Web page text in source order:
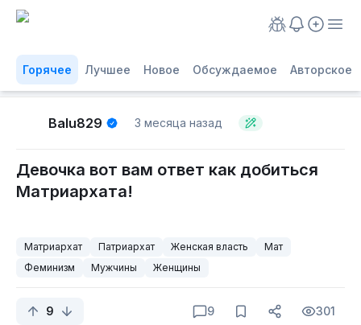
Горячее Лучшее Новое Обсуждаемое Авторское
Balu829 3 месяца назад
Девочка вот вам ответ как добиться
Матриархата!
Матриархат Патриархат Женская власть
Мат
Феминизм
Мужчины Женщины
9 9 301